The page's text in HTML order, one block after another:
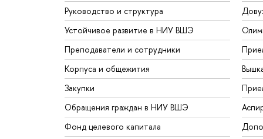
Руководство и структура
Устойчивое развитие в НИУ ВШЭ
Преподаватели и сотрудники
Корпуса и общежития
Закупки
Обращения граждан в НИУ ВШЭ
Фонд целевого капитала